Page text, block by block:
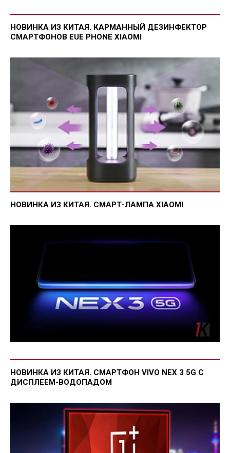
НОВИНКА ИЗ КИТАЯ. КАРМАННЫЙ ДЕЗИНФЕКТОР
СМАРТФОНОВ EUE PHONE XIAOMI
НОВИНКА ИЗ КИТАЯ. СМАРТ-ЛАМПА XIAOMI
НОВИНКА ИЗ КИТАЯ. СМАРТФОН VIVO NEX 3 5G С
ДИСПЛЕЕМ-ВОДОПАДОМ